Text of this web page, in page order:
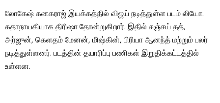
லோகேஷ் கனகராஜ் இயக்கத்தில் விஜய் நடித்துள்ள படம் லியோ.
கதாநாயகியாக திரிஷா தோன்றுகிறார். இதில் சஞ்சய் தத்,
அர்ஜுன், கெளதம் மேனன், மிஷ்கின், பிரியா ஆனந்த் மற்றும் பலர்
நடித்துள்ளனர். படத்தின் தயாரிப்பு பணிகள் இறுதிக்கட்டத்தில்
உள்ளன.